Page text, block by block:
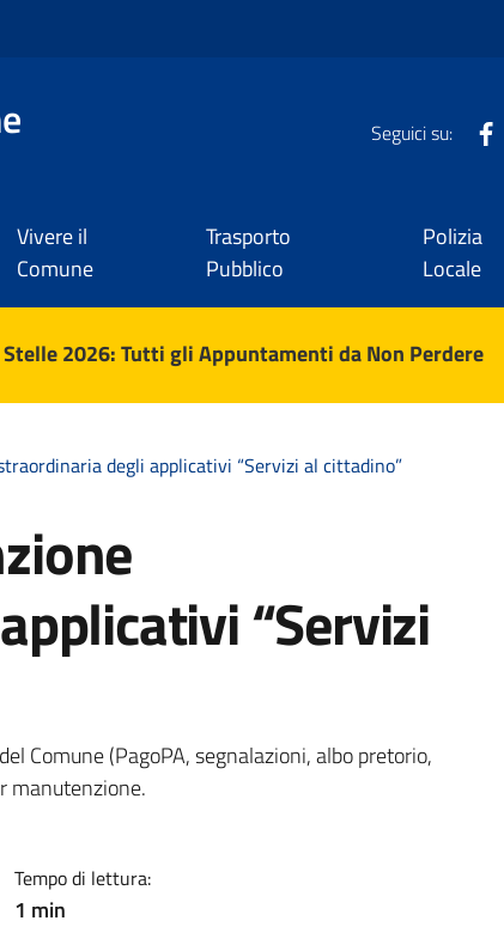
Seguici su:
Vivere il
Comune
Trasporto
Pubblico
Polizia
Locale
2026: Tutti gli Appuntamenti da Non Perdere
degli applicativi “Servizi al cittadino”
“Servizi
Comune (PagoPA, segnalazioni, albo pretorio,
manutenzione.
Tempo di lettura:
1 min